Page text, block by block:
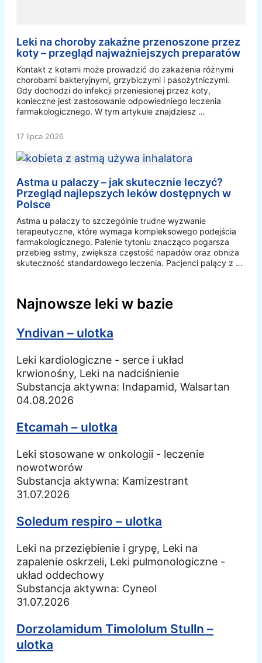
Leki na choroby zakaźne przenoszone przez
koty – przegląd najważniejszych preparatów
Kontakt z kotami może prowadzić do zakażenia różnymi
chorobami bakteryjnymi, grzybiczymi i pasożytniczymi.
Gdy dochodzi do infekcji przeniesionej przez koty,
konieczne jest zastosowanie odpowiedniego leczenia
farmakologicznego. W tym artykule znajdziesz …
17 lipca 2026
Astma u palaczy – jak skutecznie leczyć?
Przegląd najlepszych leków dostępnych w
Polsce
Astma u palaczy to szczególnie trudne wyzwanie
terapeutyczne, które wymaga kompleksowego podejścia
farmakologicznego. Palenie tytoniu znacząco pogarsza
przebieg astmy, zwiększa częstość napadów oraz obniża
skuteczność standardowego leczenia. Pacjenci palący z …
Najnowsze leki w bazie
Yndivan – ulotka
Leki kardiologiczne - serce i układ
krwionośny, Leki na nadciśnienie
Substancja aktywna: Indapamid, Walsartan
04.08.2026
Etcamah – ulotka
Leki stosowane w onkologii - leczenie
nowotworów
Substancja aktywna: Kamizestrant
31.07.2026
Soledum respiro – ulotka
Leki na przeziębienie i grypę, Leki na
zapalenie oskrzeli, Leki pulmonologiczne -
układ oddechowy
Substancja aktywna: Cyneol
31.07.2026
Dorzolamidum Timololum Stulln –
ulotka